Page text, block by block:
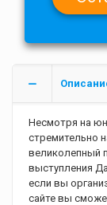
Несмотря на
стремительно
великолепный
выступления
если вы
сайте вы